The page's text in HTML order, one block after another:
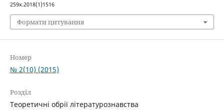
259x.2018(1)1516
Формати цитування
Номер
№ 2(10) (2015)
Розділ
Теоретичні обрії літературознавства